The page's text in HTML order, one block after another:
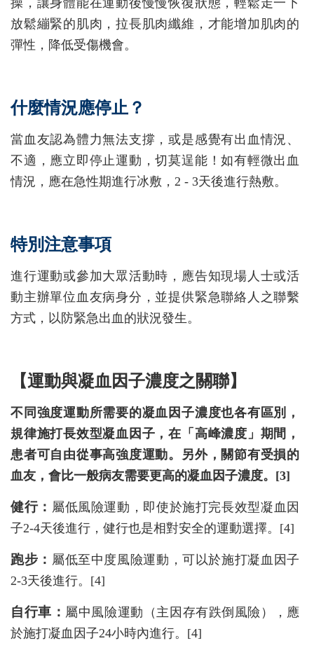
操，讓身體能在運動後慢慢恢復狀態，輕鬆走一下
放鬆繃緊的肌肉，拉長肌肉纖維，才能增加肌肉的
彈性，降低受傷機會。
什麼情況應停止？
當血友認為體力無法支撐，或是感覺有出血情況、
不適，應立即停止運動，切莫逞能！如有輕微出血
情況，應在急性期進行冰敷，2 - 3天後進行熱敷。
特別注意事項
進行運動或參加大眾活動時，應告知現場人士或活
動主辦單位血友病身分，並提供緊急聯絡人之聯繫
方式，以防緊急出血的狀況發生。
【運動與凝血因子濃度之關聯】
不同強度運動所需要的凝血因子濃度也各有區別，
規律施打長效型凝血因子，在「高峰濃度」期間，
患者可自由從事高強度運動。另外，關節有受損的
血友，會比一般病友需要更高的凝血因子濃度。[3]
健行： 屬低風險運動，即使於施打完長效型凝血因
子2-4天後進行，健行也是相對安全的運動選擇。[4]
跑步： 屬低至中度風險運動，可以於施打凝血因子
2-3天後進行。[4]
自行車： 屬中風險運動（主因存有跌倒風險），應
於施打凝血因子24小時內進行。[4]